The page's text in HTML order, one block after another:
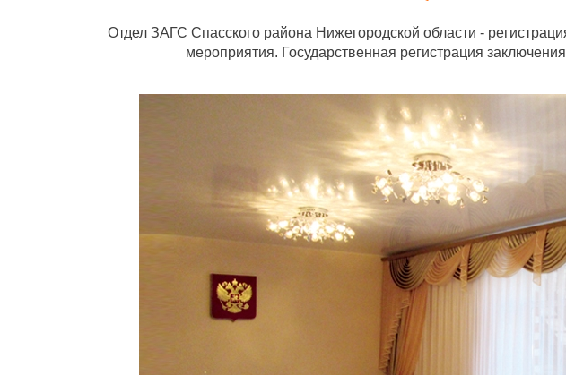
Отдел ЗАГС Спасского района Нижегородской области -
мероприятия. Государственная регистрация